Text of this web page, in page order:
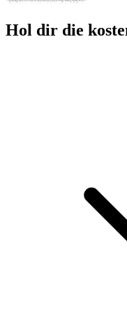
Hol dir die